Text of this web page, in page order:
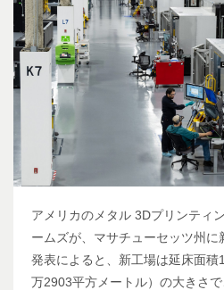
アメリカのメタル 3Dプリンティ
ームズが、マサチューセッツ州
発表によると、新工場は延床面
万2903平方メートル）の大きさ